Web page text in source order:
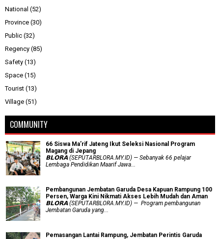
National (52)
Province (30)
Public (32)
Regency (85)
Safety (13)
Space (15)
Tourist (13)
Village (51)
COMMUNITY
66 Siswa Ma’rif Jateng Ikut Seleksi Nasional Program
Magang di Jepang
𝗕𝗟𝗢𝗥𝗔 (SEPUTARBLORA.MY.ID) — Sebanyak 66 pelajar
Lembaga Pendidikan Maarif Jawa...
Pembangunan Jembatan Garuda Desa Kapuan Rampung 100
Persen, Warga Kini Nikmati Akses Lebih Mudah dan Aman
𝗕𝗟𝗢𝗥𝗔 (SEPUTARBLORA.MY.ID) — Program pembangunan
Jembatan Garuda yang...
Pemasangan Lantai Rampung, Jembatan Perintis Garuda